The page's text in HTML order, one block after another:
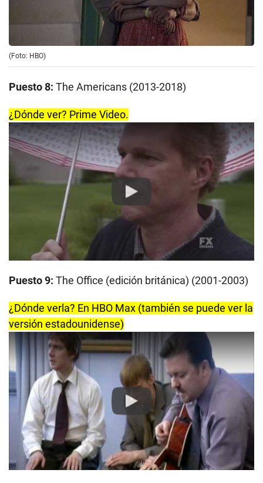
(Foto: HBO)
Puesto 8: The Americans (2013-2018)
¿Dónde ver? Prime Video.
Play
Puesto 9: The Office (edición británica) (2001-2003)
¿Dónde verla? En HBO Max (también se puede ver la
versión estadounidense)
Play